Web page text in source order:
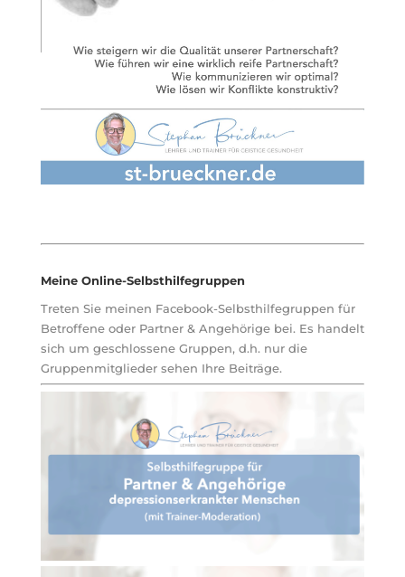
Meine Online-Selbsthilfegruppen
Treten Sie meinen Facebook-Selbsthilfegruppen für
Betroffene oder Partner & Angehörige bei. Es handelt
sich um geschlossene Gruppen, d.h. nur die
Gruppenmitglieder sehen Ihre Beiträge.